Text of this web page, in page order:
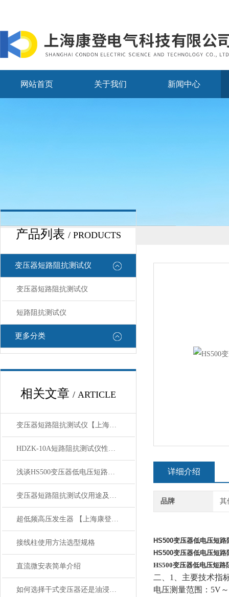
网站首页 关于我们 新闻中心
产品列表 / PRODUCTS
变压器短路阻抗测试仪
变压器短路阻抗测试仪
短路阻抗测试仪
更多分类
相关文章 / ARTICLE
变压器短路阻抗测试仪【上海康登电气】产品概述
HDZK-10A短路阻抗测试仪性能使用方法
浅谈HS500变压器低电压短路阻抗测试仪技术参数优点
变压器短路阻抗测试仪用途及特点
超低频高压发生器 【上海康登电气】产品简介
接线柱使用方法选型规格
直流微安表简单介绍
如何选择干式变压器还是油浸式变压器
详细介绍
品牌 其
HS500变压器低电压短路
HS500变压器低电压短路
HS500变压器低电压短路
二、 1
、主要技术指
电压测量范围： 5V～